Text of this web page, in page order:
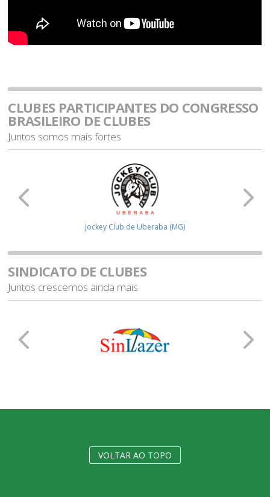
CLUBES PARTICIPANTES DO CONGRESSO
BRASILEIRO DE CLUBES
Juntos somos mais fortes
Club de Regatas Vasco da Gama (RJ)
SINDICATO DE CLUBES
Juntos crescemos ainda mais
VOLTAR AO TOPO